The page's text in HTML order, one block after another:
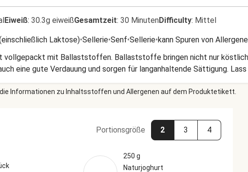
Eiweiß: 30.3g eiweißGesamtzeit: 30 MinutenDifficulty: Mittel
Laktose)•Sellerie•Senf•Sellerie•kann Spuren von
vollgepackt mit Ballaststoffen. Ballaststoffe bringen nicht nur
eine gute Verdauung und sorgen für langanhaltende Sättigung.
Informationen zu Inhaltsstoffen und Allergenen auf dem Produktetikett.
Portionsgröße 2 3 4
250 g
Naturjoghurt